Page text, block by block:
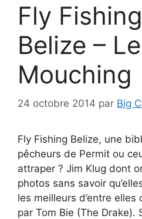
Fly
Belize – Le
Mouching
24 octobre 2014 par Big
Fly Fishing Belize, une
pêcheurs de Permit ou
attraper ? Jim Klug dont
photos sans savoir
les meilleurs d’entre
par Tom Bie (The Drake).